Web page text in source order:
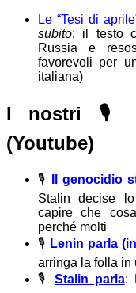
Le “Tesi di
subito: il testo
Russia e
favorevoli per
italiana)
I nostri 🎙️
(Youtube)
🎙️ Il genocidio
Stalin decise
capire che
perché molti
🎙️ Lenin parla
arringa la folla in
🎙️ Stalin parla: